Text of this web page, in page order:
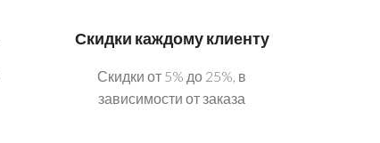
Скидки каждому клиенту
Скидки от 5% до 25%, в
зависимости от заказа